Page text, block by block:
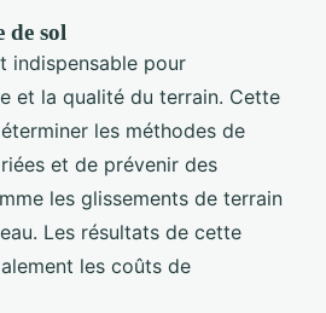
de sol
indispensable pour
et la qualité du terrain. Cette
les méthodes de
et de prévenir des
les glissements de terrain
Les résultats de cette
les coûts de